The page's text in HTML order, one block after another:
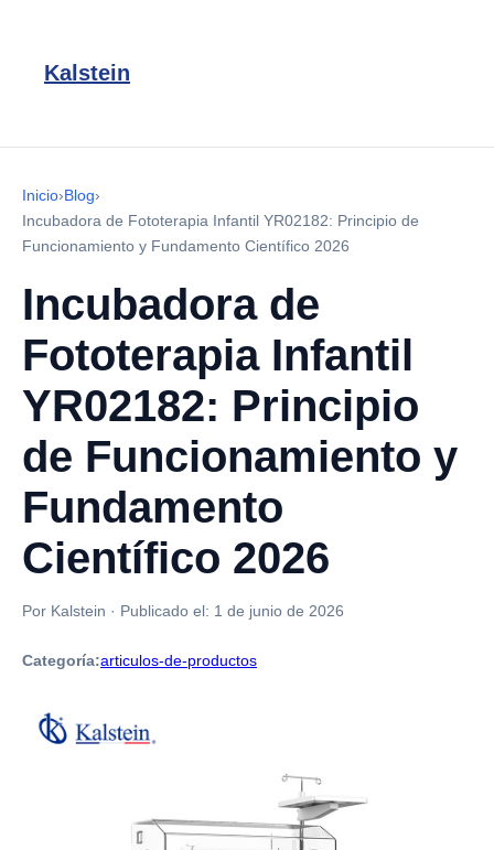
Kalstein
Inicio›Blog›
Incubadora de Fototerapia Infantil YR02182: Principio de
Funcionamiento y Fundamento Científico 2026
Incubadora de
Fototerapia Infantil
YR02182: Principio
de Funcionamiento y
Fundamento
Científico 2026
Por Kalstein · Publicado el: 1 de junio de 2026
Categoría:articulos-de-productos